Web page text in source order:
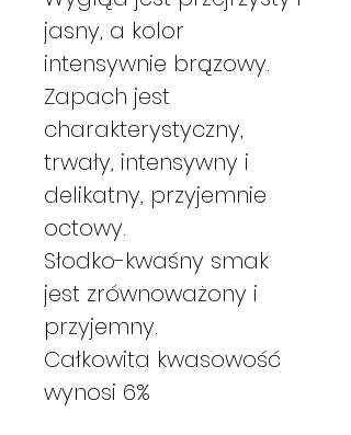
jasny, a kolor
intensywnie brązowy.
Zapach jest
charakterystyczny,
trwały, intensywny i
delikatny, przyjemnie
octowy.
Słodko-kwaśny smak
jest zrównoważony i
przyjemny.
Całkowita kwasowość
wynosi 6%